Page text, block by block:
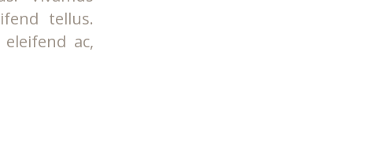
tellus.
ac,